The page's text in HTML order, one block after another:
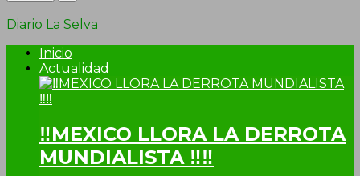
Diario La Selva
Inicio
Actualidad
‼MEXICO LLORA LA DERROTA
MUNDIALISTA ‼‼